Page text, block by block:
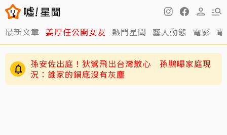
最新文章 姜厚任公開女友 熱門星聞 藝人動態 電影
孫安佐出庭！狄鶯飛出台灣散心 孫鵬曝家庭現
況：誰家的鍋底沒有灰塵